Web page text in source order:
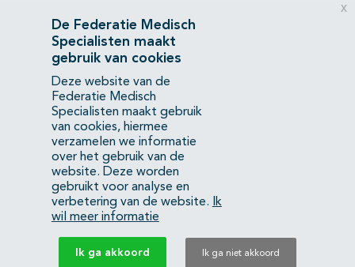
Privacyverklaring
Contact
Mercatorlaan 1200
3528 BL Utrecht
(088) 505 34 34
info@richtlijnendatabase.nl
YouTubeLinkedIn
KvK Federatie Medisch Specialisten:40483480
De Federatie Medisch
Specialisten maakt
gebruik van cookies
Deze website van de
Federatie Medisch
Specialisten maakt gebruik
van cookies, hiermee
verzamelen we informatie
over het gebruik van de
website. Deze worden
gebruikt voor analyse en
verbetering van de website.
Ik
wil meer informatie
Ik ga akkoord Ik ga niet akkoord
x